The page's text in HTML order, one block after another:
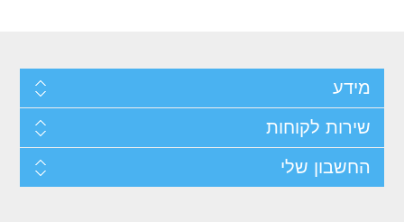
מידע
שירות לקוחות
החשבון שלי